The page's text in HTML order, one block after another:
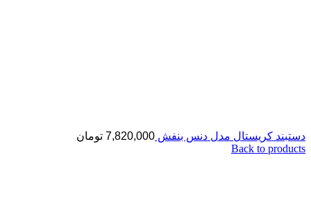
دستبند کریستال مدل دنس بنفش 7,820,000 تومان
Back to products